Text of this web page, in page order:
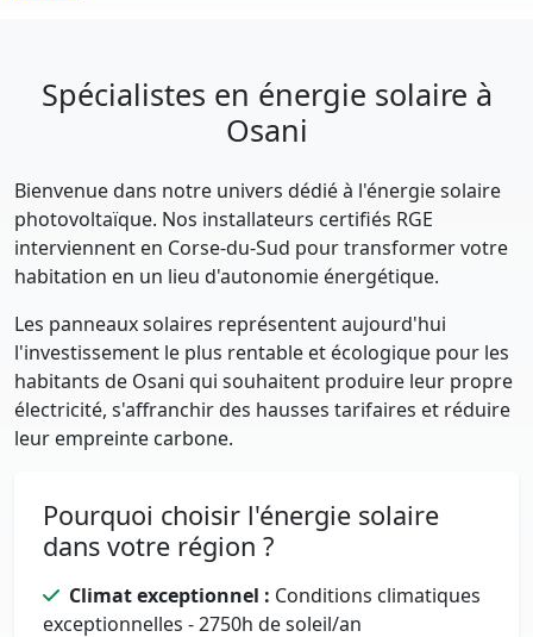
Spécialistes en énergie solaire à
Osani
Bienvenue dans notre univers dédié à l'énergie solaire
photovoltaïque. Nos installateurs certifiés RGE
interviennent en Corse-du-Sud pour transformer votre
habitation en un lieu d'autonomie énergétique.
Les panneaux solaires représentent aujourd'hui
l'investissement le plus rentable et écologique pour les
habitants de Osani qui souhaitent produire leur propre
électricité, s'affranchir des hausses tarifaires et réduire
leur empreinte carbone.
Pourquoi choisir l'énergie solaire
dans votre région ?
Climat exceptionnel : Conditions climatiques
exceptionnelles - 2750h de soleil/an